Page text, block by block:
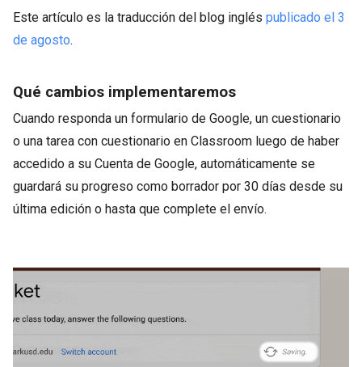
Este artículo es la traducción del blog inglés publicado el 3
de agosto.
Qué cambios implementaremos
Cuando responda un formulario de Google, un cuestionario
o una tarea con cuestionario en Classroom luego de haber
accedido a su Cuenta de Google, automáticamente se
guardará su progreso como borrador por 30 días desde su
última edición o hasta que complete el envío.